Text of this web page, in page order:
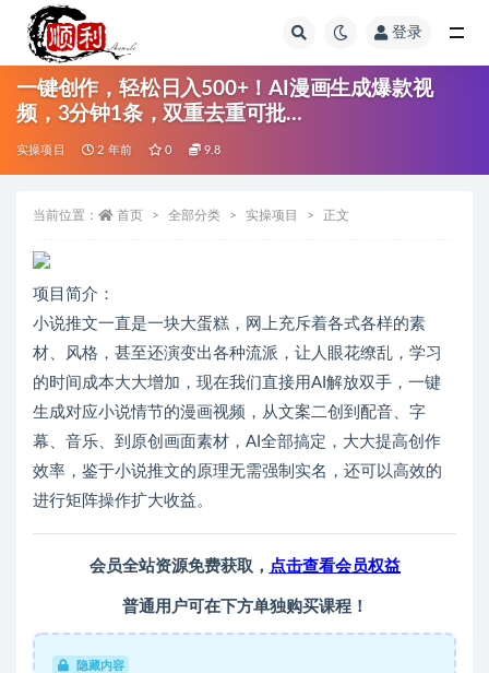
登录
一键创作，轻松日入500+！AI漫画生成爆款视
频，3分钟1条，双重去重可批…
实操项目 2 年前 0 9.8
当前位置： 首页 全部分类 实操项目 正文
项目简介：
小说推文一直是一块大蛋糕，网上充斥着各式各样的素
材、风格，甚至还演变出各种流派，让人眼花缭乱，学习
的时间成本大大增加，现在我们直接用AI解放双手，一键
生成对应小说情节的漫画视频，从文案二创到配音、字
幕、音乐、到原创画面素材，AI全部搞定，大大提高创作
效率，鉴于小说推文的原理无需强制实名，还可以高效的
进行矩阵操作扩大收益。
会员全站资源免费获取， 点击查看会员权益
普通用户可在下方单独购买课程！
隐藏内容
全部